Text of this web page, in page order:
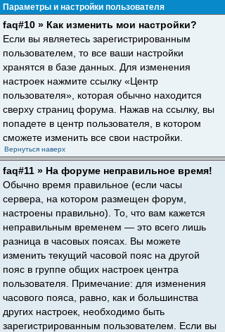
Параметры и настройки пользователя
faq#10 » Как изменить мои настройки?
Если вы являетесь зарегистрированным
пользователем, то все ваши настройки
хранятся в базе данных. Для изменения
настроек нажмите ссылку «Центр
пользователя», которая обычно находится
сверху страниц форума. Нажав на ссылку, вы
попадете в центр пользователя, в котором
сможете изменить все свои настройки.
Вернуться наверх
faq#11 » На форуме неправильное время!
Обычно время правильное (если часы
сервера, на котором размещен форум,
настроены правильно). То, что вам кажется
неправильным временем — это всего лишь
разница в часовых поясах. Вы можете
изменить текущий часовой пояс на другой
пояс в группе общих настроек центра
пользователя. Примечание: для изменения
часового пояса, равно, как и большинства
других настроек, необходимо быть
зарегистрированным пользователем. Если вы